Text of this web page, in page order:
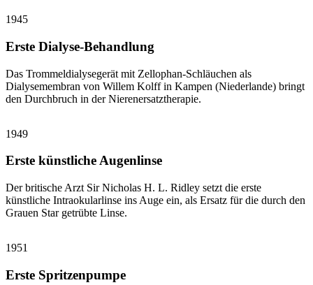
1945
Erste Dialyse-Behandlung
Das Trommeldialysegerät mit Zellophan-Schläuchen als
Dialysemembran von Willem Kolff in Kampen (Niederlande) bringt
den Durchbruch in der Nierenersatztherapie.
1949
Erste künstliche Augenlinse
Der britische Arzt Sir Nicholas H. L. Ridley setzt die erste
künstliche Intraokularlinse ins Auge ein, als Ersatz für die durch den
Grauen Star getrübte Linse.
1951
Erste Spritzenpumpe